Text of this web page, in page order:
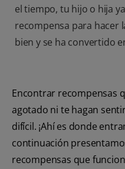
el tiempo, tu hijo o hija
recompensa para hacer
bien y se ha convertido
Encontrar recompensas
agotado ni te hagan
difícil. ¡Ahí es donde
continuación
recompensas que